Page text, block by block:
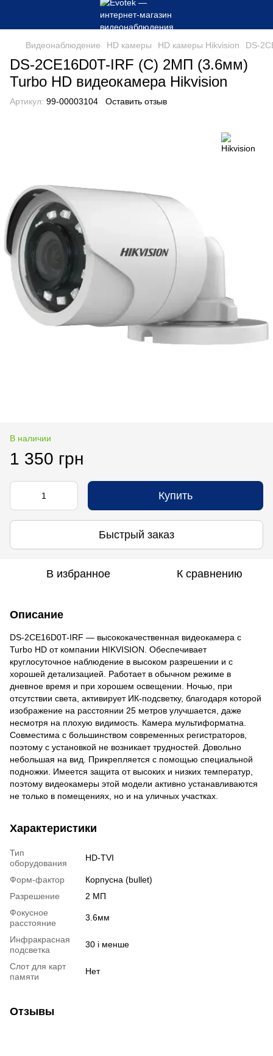
Видеонаблюдение HD камеры HD камеры Hikvision DS-
DS-2CE16D0T-IRF (C) 2МП (3.6мм)
Turbo HD видеокамера Hikvision
Артикул: 99-00003104 Оставить отзыв
В наличии
1 350 грн
Купить
Быстрый заказ
В избранное К сравнению
Описание
DS-2CE16D0T-IRF — высококачественная видеокамера с
Turbo HD от компании HIKVISION. Обеспечивает
круглосуточное наблюдение в высоком разрешении и с
хорошей детализацией. Работает в обычном режиме в
дневное время и при хорошем освещении. Ночью, при
отсутствии света, активирует ИК-подсветку, благодаря которой
изображение на расстоянии 25 метров улучшается, даже
несмотря на плохую видимость. Камера мультиформатна.
Совместима с большинством современных регистраторов,
поэтому с установкой не возникает трудностей. Довольно
небольшая на вид. Прикрепляется с помощью специальной
подножки. Имеется защита от высоких и низких температур,
поэтому видеокамеры этой модели активно устанавливаются
не только в помещениях, но и на уличных участках.
Характеристики
Тип
оборудования
HD-TVI
Форм-фактор
Корпусна (bullet)
Разрешение
2 МП
Фокусное
расстояние
3.6мм
Инфракрасная
подсветка
30 і менше
Слот для карт
памяти
Нет
Отзывы